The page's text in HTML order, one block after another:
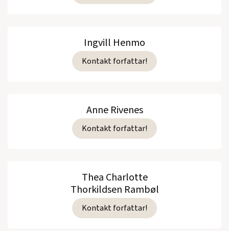
Ingvill Henmo
Kontakt forfattar!
Anne Rivenes
Kontakt forfattar!
Thea Charlotte
Thorkildsen Rambøl
Kontakt forfattar!